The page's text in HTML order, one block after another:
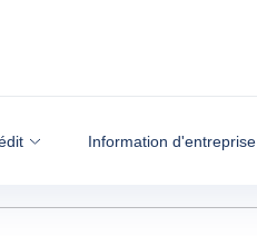
Information d'entreprise